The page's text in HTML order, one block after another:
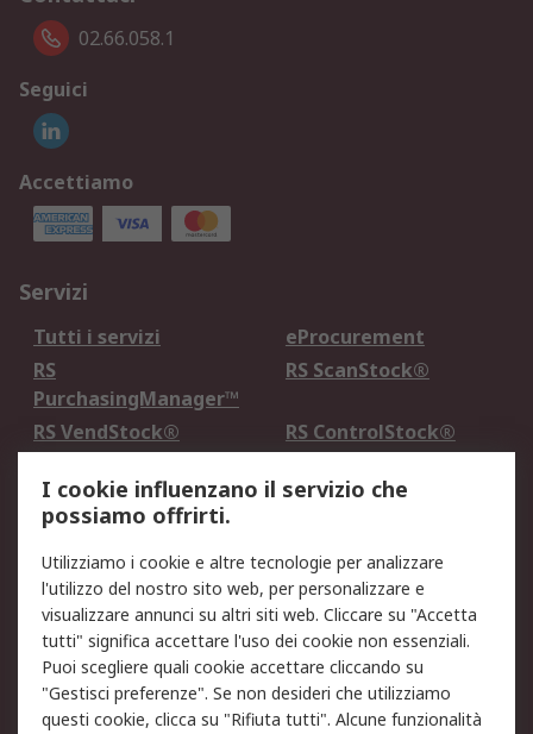
02.66.058.1
Seguici
Accettiamo
Servizi
Tutti i servizi
eProcurement
RS
PurchasingManager™
RS ScanStock®
RS VendStock®
RS ControlStock®
Legale
Informativa Cookie
Informativa Privacy -
Aggiornata
Email Security
Termini d'uso
Condizioni di vendita
Condizioni generali di
servizio
Etica e responsabilità
I cookie influenzano il servizio che
possiamo offrirti.
Utilizziamo i cookie e altre tecnologie per analizzare
l'utilizzo del nostro sito web, per personalizzare e
visualizzare annunci su altri siti web. Cliccare su "Accetta
tutti" significa accettare l'uso dei cookie non essenziali.
Puoi scegliere quali cookie accettare cliccando su
"Gestisci preferenze". Se non desideri che utilizziamo
questi cookie, clicca su "Rifiuta tutti". Alcune funzionalità